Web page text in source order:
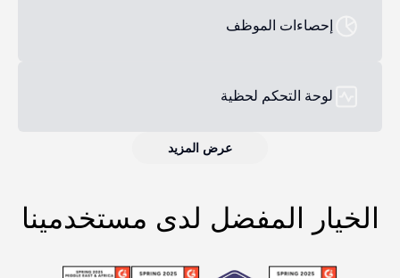
إحصاءات الموظف
لوحة التحكم لحظية
عرض المزيد
الخيار المفضل لدى مستخدمينا